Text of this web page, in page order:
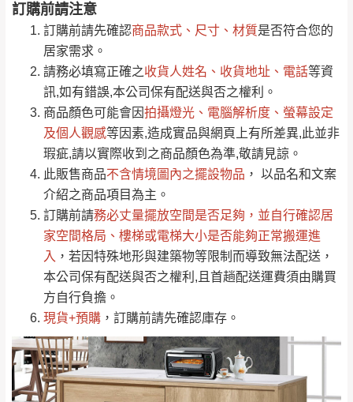
訂購前請注意
訂購前請先確認商品款式、尺寸、材質是否符合您的
居家需求。
請務必填寫正確之收貨人姓名、收貨地址、電話等資
訊,如有錯誤,本公司保有配送與否之權利。
商品顏色可能會因拍攝燈光、電腦解析度、螢幕設定
及個人觀感等因素,造成實品與網頁上有所差異,此並非
瑕疵,請以實際收到之商品顏色為準,敬請見諒。
此販售商品不含情境圖內之擺設物品 ， 以品名和文案
介紹之商品項目為主。
訂購前請務必丈量擺放空間是否足夠 ，並自行確認居
家空間格局、 樓梯或電梯大小是否能夠正常搬運進
入 ，若因特殊地形與建築物等限制而導致無法配送，
本公司保有配送與否之權利,且首趟配送運費須由購買
方自行負擔。
現貨+預購 ，訂購前請先確認庫存。
運 費 說 明
運送地區 運送費用
偏遠地區
（請先線上詢問 LINE
→@dershin ）
桃園
免 運
費
復興鄉
新竹
峨眉鄉、五峰鄉、
橫山、北埔鄉、尖
石鄉、寶山鄉山
區、新埔山區、芎
台北
雙溪、貢寮、烏
注意事項：
由於品項繁多，網頁無法及時更新，如有需
要購買商品，請於出發前來電或到「官方
Line客服」來信確認商品是否有「現貨」與
「金額」。
若商品價格或庫存有異常，商家有權取消訂
單。部分網路商品恕無法更改原設計或客製，敬請
見諒！
接單後二日內(不含例假日)，我們客服會與您
電話聯絡或E-Mail通知確認訂單。
（線上客
服 LINE → @dershin）
下單前先詢問是否現貨 ，若未詢問下單後無
現貨我們客服會再來電或E-Mail與您聯絡
（洽詢方式請搜尋 Line ID →
地區恕無法提供運送 (詳見運送規章)。
0/5 (0)筆
全部 依評論高至低排列
依評論低至高排列 只顯示附上圖片
只顯示附上評論